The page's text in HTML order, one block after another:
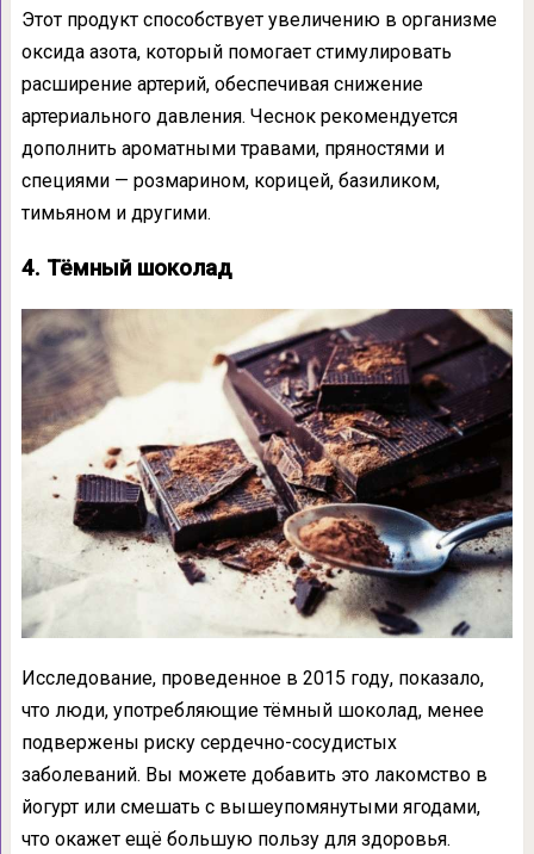
Этот продукт способствует увеличению в организме
оксида азота, который помогает стимулировать
расширение артерий, обеспечивая снижение
артериального давления. Чеснок рекомендуется
дополнить ароматными травами, пряностями и
специями — розмарином, корицей, базиликом,
тимьяном и другими.
4. Тёмный шоколад
Исследование, проведенное в 2015 году, показало,
что люди, употребляющие тёмный шоколад, менее
подвержены риску сердечно-сосудистых
заболеваний. Вы можете добавить это лакомство в
йогурт или смешать с вышеупомянутыми ягодами,
что окажет ещё большую пользу для здоровья.